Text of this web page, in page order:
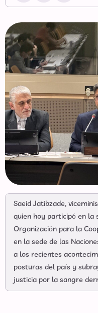
Saeid Jatibzade,
quien hoy participó en la
Organización para la
en la sede de las
a los recientes
posturas del país y
justicia por la sangre